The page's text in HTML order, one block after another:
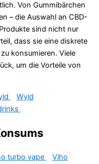
Von Gummibärchen
– die Auswahl an CBD-
sind nicht nur
dass sie eine diskrete
konsumieren. Viele
um die Vorteile von
Wyld
turbo vape
Viho